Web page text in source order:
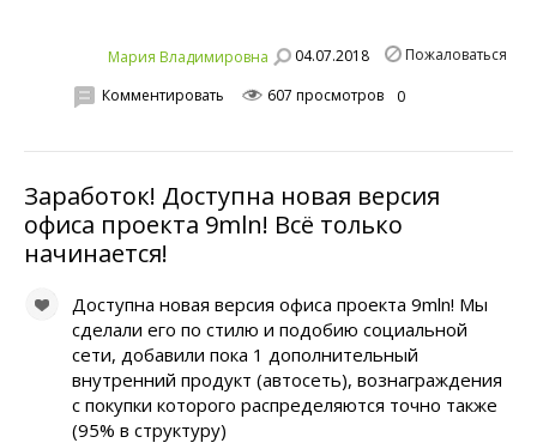
Мария Владимировна 04.07.2018 Пожаловаться
Комментировать 607 просмотров 0
Заработок! Доступна новая версия
офиса проекта 9mln! Всё только
начинается!
Доступна новая версия офиса проекта 9mln! Мы
сделали его по стилю и подобию социальной
сети, добавили пока 1 дополнительный
внутренний продукт (автосеть), вознаграждения
с покупки которого распределяются точно также
(95% в структуру)